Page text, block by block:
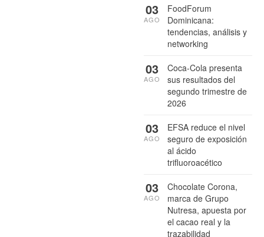
FoodForum
Dominicana:
tendencias, análisis y
networking
03
AGO
Coca-Cola presenta
sus resultados del
segundo trimestre de
2026
03
AGO
EFSA reduce el nivel
seguro de exposición
al ácido
trifluoroacético
03
AGO
Chocolate Corona,
marca de Grupo
Nutresa, apuesta por
el cacao real y la
trazabilidad
03
AGO